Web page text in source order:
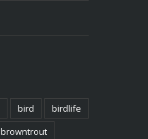
bird
birdlife
browntrout